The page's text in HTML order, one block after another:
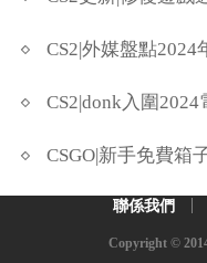
CS2|外媒盤點2024
CS2|donk入圍
CSGO|新手免費箱
聯係我們
Copyright ©